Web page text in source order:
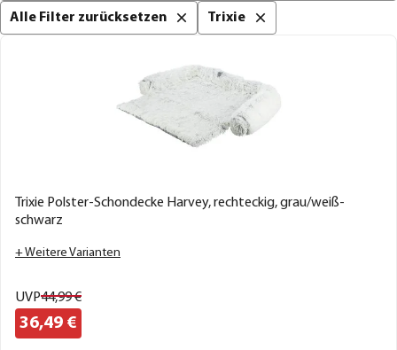
Alle Filter zurücksetzen Trixie
Trixie Polster-Schondecke Harvey, rechteckig, grau/weiß-
schwarz
+ Weitere Varianten
UVP44,99€
36,49 €